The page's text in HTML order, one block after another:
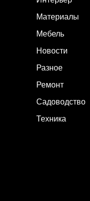
Материалы
Мебель
Новости
Разное
Ремонт
Садоводство
Техника